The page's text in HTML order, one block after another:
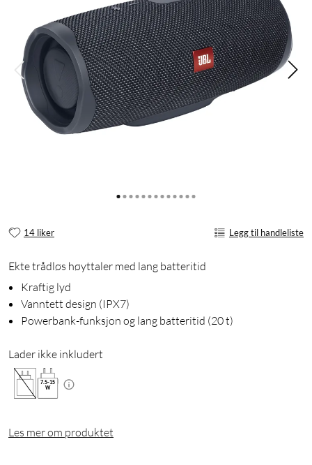
14 liker Legg til handleliste
Ekte trådløs høyttaler med lang batteritid
Kraftig lyd
Vanntett design (IPX7)
Powerbank-funksjon og lang batteritid (20 t)
Lader ikke inkludert
7.5-15
W
Les mer om produktet